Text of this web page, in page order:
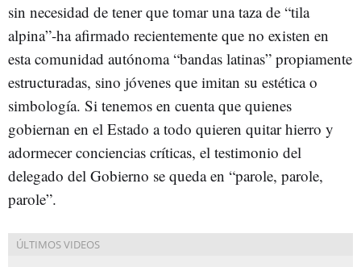
sin necesidad de tener que tomar una taza de “tila
alpina”-ha afirmado recientemente que no existen en
esta comunidad autónoma “bandas latinas” propiamente
estructuradas, sino jóvenes que imitan su estética o
simbología. Si tenemos en cuenta que quienes
gobiernan en el Estado a todo quieren quitar hierro y
adormecer conciencias críticas, el testimonio del
delegado del Gobierno se queda en “parole, parole,
parole”.